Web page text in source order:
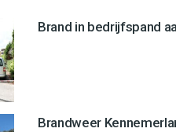
Brand in bedrijfspand
Brandweer